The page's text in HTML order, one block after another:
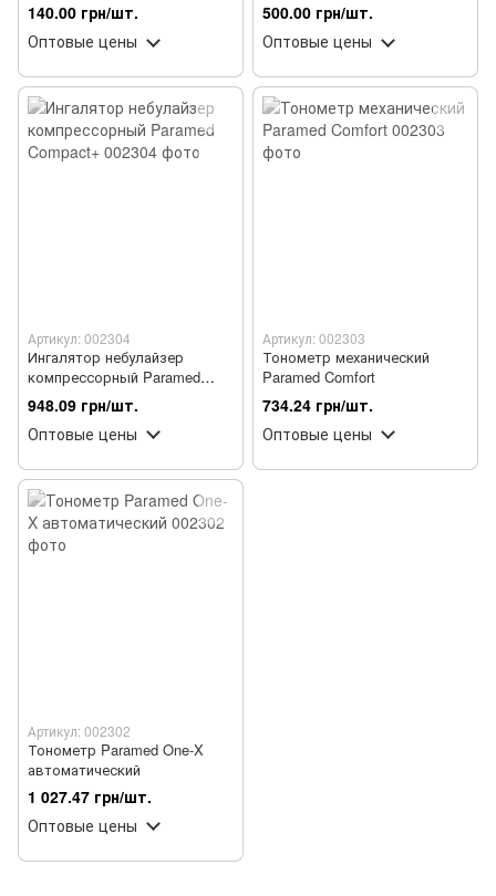
140.00 грн/шт.
Оптовые цены
500.00 грн/шт.
Оптовые цены
Артикул: 002304
Ингалятор небулайзер
компрессорный Paramed
Compact+
948.09 грн/шт.
Оптовые цены
Артикул: 002303
Тонометр механический
Paramed Comfort
734.24 грн/шт.
Оптовые цены
Артикул: 002302
Тонометр Paramed One-X
автоматический
1 027.47 грн/шт.
Оптовые цены